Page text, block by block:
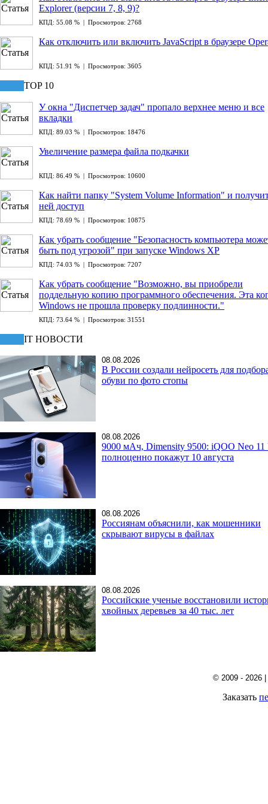
Explorer (версии 7, 8, 9)?
КПД: 55.08 % | Просмотров: 2768
Как отключить или включить JavaScript в браузере
КПД: 51.91 % | Просмотров: 3605
TOP 10
У окна "Диспетчер задач" пропало верхнее меню и все
вкладки
КПД: 89.03 % | Просмотров: 18476
Увеличение размера файла подкачки
КПД: 86.49 % | Просмотров: 10600
Как найти папку "System Volume Information" и
ней доступ
КПД: 78.69 % | Просмотров: 10875
Как убрать сообщение "Безопасность компьютера
быть под угрозой" при запуске Windows XP
КПД: 74.03 % | Просмотров: 7207
Как убрать сообщение "Возможно, вы приобрели
поддельную копию программного обеспечения. Эта
Windows не прошла проверку подлинности."
КПД: 73.64 % | Просмотров: 31551
IT НОВОСТИ
08.08.2026
В России создали нейросеть для
обуви по фото стопы
08.08.2026
9000 мАч, Dimensity 9500: iQOO Neo 11
полноценно покажут 10 августа
08.08.2026
Россиянам объяснили, как мошенники
скрывают вирусы в файлах
08.08.2026
Российские ученые восстановили
хвойных деревьев за 40 тыс. лет
© 2009 - 2026
Заказать